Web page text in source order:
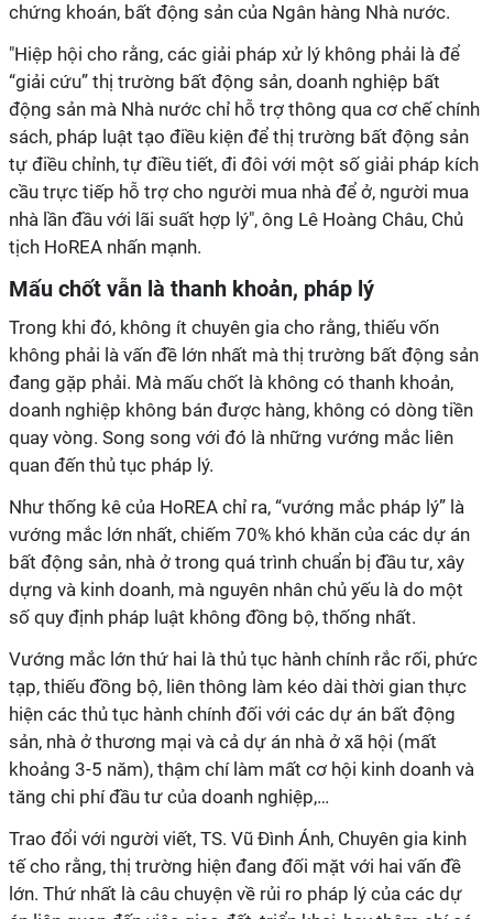
chứng khoán, bất động sản của Ngân hàng Nhà nước.
"Hiệp hội cho rằng, các giải pháp xử lý không phải là để
“giải cứu” thị trường bất động sản, doanh nghiệp bất
động sản mà Nhà nước chỉ hỗ trợ thông qua cơ chế chính
sách, pháp luật tạo điều kiện để thị trường bất động sản
tự điều chỉnh, tự điều tiết, đi đôi với một số giải pháp kích
cầu trực tiếp hỗ trợ cho người mua nhà để ở, người mua
nhà lần đầu với lãi suất hợp lý", ông Lê Hoàng Châu, Chủ
tịch HoREA nhấn mạnh.
Mấu chốt vẫn là thanh khoản, pháp lý
Trong khi đó, không ít chuyên gia cho rằng, thiếu vốn
không phải là vấn đề lớn nhất mà thị trường bất động sản
đang gặp phải. Mà mấu chốt là không có thanh khoản,
doanh nghiệp không bán được hàng, không có dòng tiền
quay vòng. Song song với đó là những vướng mắc liên
quan đến thủ tục pháp lý.
Như thống kê của HoREA chỉ ra, “vướng mắc pháp lý” là
vướng mắc lớn nhất, chiếm 70% khó khăn của các dự án
bất động sản, nhà ở trong quá trình chuẩn bị đầu tư, xây
dựng và kinh doanh, mà nguyên nhân chủ yếu là do một
số quy định pháp luật không đồng bộ, thống nhất.
Vướng mắc lớn thứ hai là thủ tục hành chính rắc rối, phức
tạp, thiếu đồng bộ, liên thông làm kéo dài thời gian thực
hiện các thủ tục hành chính đối với các dự án bất động
sản, nhà ở thương mại và cả dự án nhà ở xã hội (mất
khoảng 3-5 năm), thậm chí làm mất cơ hội kinh doanh và
tăng chi phí đầu tư của doanh nghiệp,…
Trao đổi với người viết, TS. Vũ Đình Ánh, Chuyên gia kinh
tế cho rằng, thị trường hiện đang đối mặt với hai vấn đề
lớn. Thứ nhất là câu chuyện về rủi ro pháp lý của các dự